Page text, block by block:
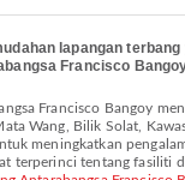
lapangan
Francisco
Wang, Bilik Solat,
meningkatkan
terperinci tentang fasiliti